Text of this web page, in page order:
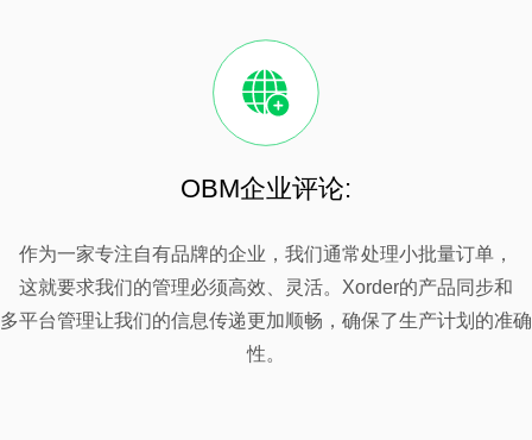
OBM企业评论:
作为一家专注自有品牌的企业，我们通常处理小批量订单，
这就要求我们的管理必须高效、灵活。Xorder的产品同步和
多平台管理让我们的信息传递更加顺畅，确保了生产计划的准确
性。